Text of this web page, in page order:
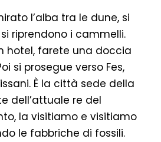
l’alba tra le dune, si
riprendono i cammelli.
hotel, farete una doccia
si prosegue verso Fes,
È la città sede della
dell’attuale re del
la visitiamo e visitiamo
le fabbriche di fossili.